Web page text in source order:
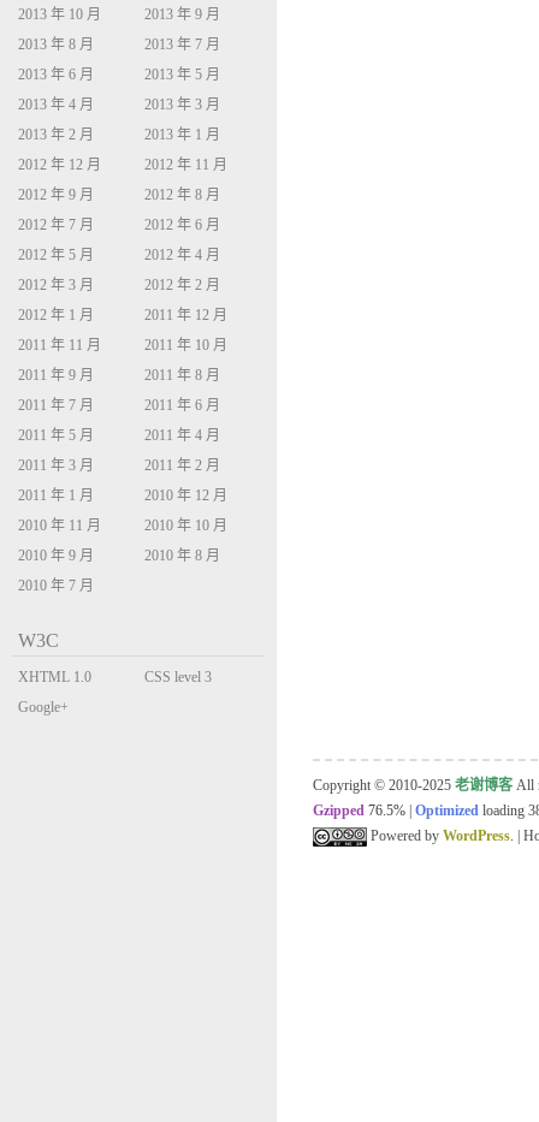
2013 年 10 月
2013 年 9 月
2013 年 8 月
2013 年 7 月
2013 年 6 月
2013 年 5 月
2013 年 4 月
2013 年 3 月
2013 年 2 月
2013 年 1 月
2012 年 12 月
2012 年 11 月
2012 年 9 月
2012 年 8 月
2012 年 7 月
2012 年 6 月
2012 年 5 月
2012 年 4 月
2012 年 3 月
2012 年 2 月
2012 年 1 月
2011 年 12 月
2011 年 11 月
2011 年 10 月
2011 年 9 月
2011 年 8 月
2011 年 7 月
2011 年 6 月
2011 年 5 月
2011 年 4 月
2011 年 3 月
2011 年 2 月
2011 年 1 月
2010 年 12 月
2010 年 11 月
2010 年 10 月
2010 年 9 月
2010 年 8 月
2010 年 7 月
W3C
XHTML 1.0
Transitional
CSS level 3
Google+
Copyright © 2010-2025 老谢博客 All
Gzipped 76.5% Optimized loading
Powered by WordPress. |